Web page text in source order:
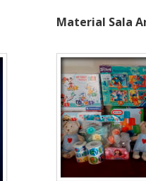
Material Sala